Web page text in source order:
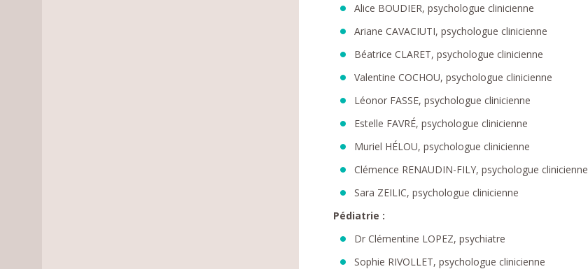
Alice BOUDIER, psychologue clinicienne
Ariane CAVACIUTI, psychologue clinicienne
Béatrice CLARET, psychologue clinicienne
Valentine COCHOU, psychologue clinicienne
Léonor FASSE, psychologue clinicienne
Estelle FAVRÉ, psychologue clinicienne
Muriel HÉLOU, psychologue clinicienne
Clémence RENAUDIN-FILY, psychologue clinicienne
Sara ZEILIC, psychologue clinicienne
Pédiatrie :
Dr Clémentine LOPEZ, psychiatre
Sophie RIVOLLET, psychologue clinicienne